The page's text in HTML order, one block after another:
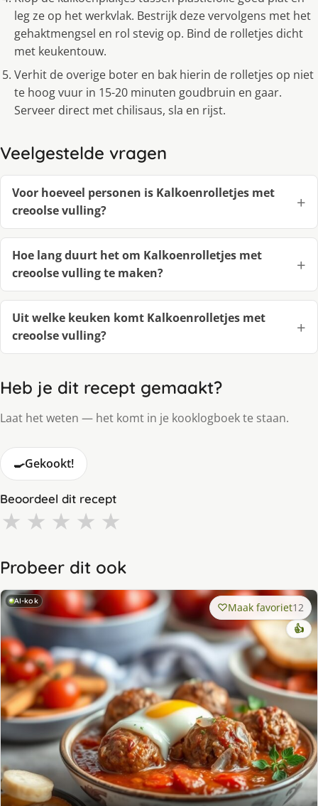
leg ze op het werkvlak. Bestrijk deze vervolgens met het
gehaktmengsel en rol stevig op. Bind de rolletjes dicht
met keukentouw.
Verhit de overige boter en bak hierin de rolletjes op niet
te hoog vuur in 15-20 minuten goudbruin en gaar.
Serveer direct met chilisaus, sla en rijst.
Veelgestelde vragen
Voor hoeveel personen is Kalkoenrolletjes met
creoolse vulling?
Hoe lang duurt het om Kalkoenrolletjes met
creoolse vulling te maken?
Uit welke keuken komt Kalkoenrolletjes met
creoolse vulling?
Heb je dit recept gemaakt?
Laat het weten — het komt in je kooklogboek te staan.
🍳Gekookt!
Beoordeel dit recept
★ ★ ★ ★ ★
Probeer dit ook
AI-kok Maak favoriet12
👍